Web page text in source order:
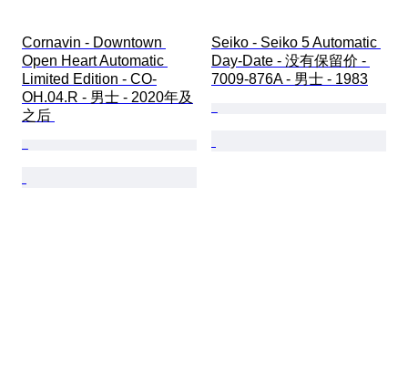
Cornavin - Downtown
Open Heart Automatic
Limited Edition - CO-
OH.04.R - 男士 - 2020年及
之后
Seiko - Seiko 5 Automatic
Day-Date - 没有保留价 -
7009-876A - 男士 - 1983